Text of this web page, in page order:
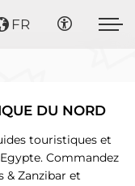
FR
DU NORD
touristiques et
Commandez
& Zanzibar et